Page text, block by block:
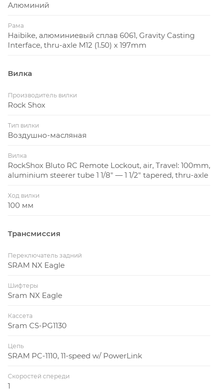
Алюминий
Рама
Haibike, алюминиевый сплав 6061, Gravity Casting
Interface, thru-axle M12 (1.50) x 197mm
Вилка
Производитель вилки
Rock Shox
Тип вилки
Воздушно-масляная
Вилка
RockShox Bluto RC Remote Lockout, air, Travel: 100mm,
aluminium steerer tube 1 1/8″ — 1 1/2″ tapered, thru-axle
Ход вилки
100 мм
Трансмиссия
Переключатель задний
SRAM NX Eagle
Шифтеры
Sram NX Eagle
Кассета
Sram CS-PG1130
Цепь
SRAM PC-1110, 11-speed w/ PowerLink
Скоростей спереди
1